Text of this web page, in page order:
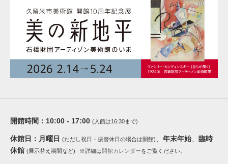
開館時間： 10:00 - 17:00 (入館は16:30まで)
休館日： 月曜日 (ただし祝日・振替休日の場合は開館) 年末年始
臨時
休館 (展示替え期間など) ※詳細は開館カレンダーをご覧ください。